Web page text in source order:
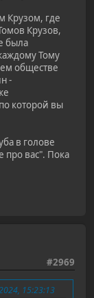
Крузом, где
Крузов,
была
Тому
обществе
-
которой вы
в голове
про вас". Пока
#2969
15:23:13